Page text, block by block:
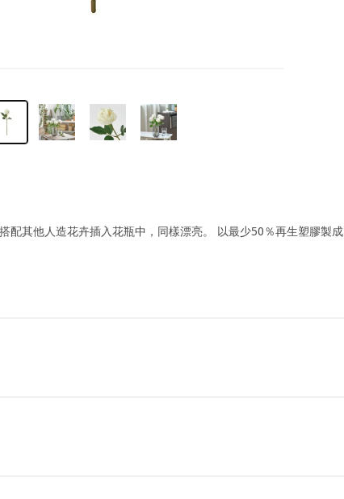
配其他人造花卉插入花瓶中，同樣漂亮。 以最少50％再生塑膠製成